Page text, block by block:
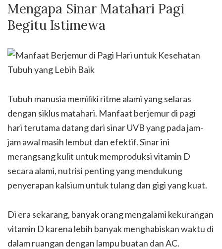
Mengapa Sinar Matahari Pagi
Begitu Istimewa
Tubuh manusia memiliki ritme alami yang selaras
dengan siklus matahari. Manfaat berjemur di pagi
hari terutama datang dari sinar UVB yang pada jam-
jam awal masih lembut dan efektif. Sinar ini
merangsang kulit untuk memproduksi vitamin D
secara alami, nutrisi penting yang mendukung
penyerapan kalsium untuk tulang dan gigi yang kuat.
Di era sekarang, banyak orang mengalami kekurangan
vitamin D karena lebih banyak menghabiskan waktu di
dalam ruangan dengan lampu buatan dan AC.